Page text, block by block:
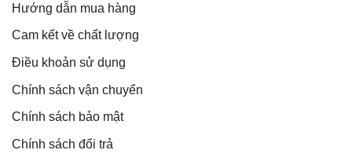
Hướng dẫn mua hàng
Cam kết về chất lượng
Điều khoản sử dụng
Chính sách vận chuyển
Chính sách bảo mật
Chính sách đổi trả